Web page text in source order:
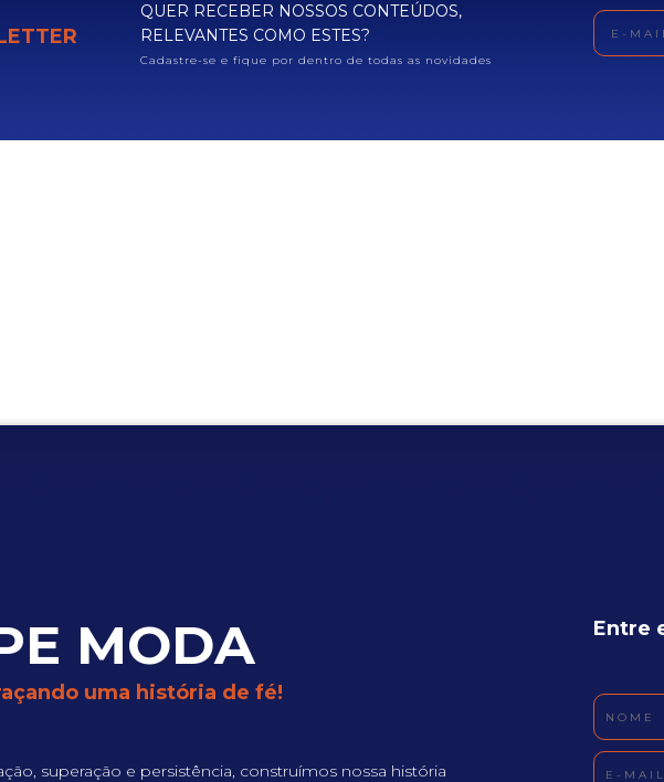
QUER RECEBER NOSSOS CONTEÚDOS,
RELEVANTES COMO ESTES?
Cadastre-se e fique por dentro de todas as novidades
MODA
uma história de fé!
superação e persistência, construímos nossa história
Entre